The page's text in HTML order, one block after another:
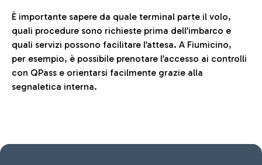
È importante sapere da quale terminal parte il volo,
quali procedure sono richieste prima dell’imbarco e
quali servizi possono facilitare l’attesa. A Fiumicino,
per esempio, è possibile prenotare l’accesso ai controlli
con QPass e orientarsi facilmente grazie alla
segnaletica interna.